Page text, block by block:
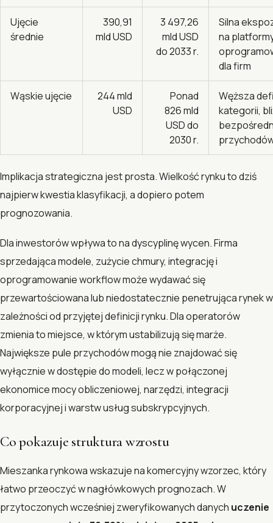
Ujęcie
średnie
390,91
mld USD
3 497,26
mld USD
do 2033 r.
Silna
na
dla firm
Wąskie ujęcie
244 mld
USD
Ponad
826 mld
USD do
2030 r.
Węższa
kategorii,
Implikacja strategiczna jest prosta. Wielkość rynku to dziś
najpierw kwestia klasyfikacji, a dopiero potem
prognozowania.
Dla inwestorów wpływa to na dyscyplinę wycen. Firma
sprzedająca modele, zużycie chmury, integrację i
oprogramowanie workflow może wydawać się
przewartościowana lub niedostatecznie penetrująca rynek w
zależności od przyjętej definicji rynku. Dla operatorów
zmienia to miejsce, w którym ustabilizują się marże.
Największe pule przychodów mogą nie znajdować się
wyłącznie w dostępie do modeli, lecz w połączonej
ekonomice mocy obliczeniowej, narzędzi, integracji
korporacyjnej i warstw usług subskrypcyjnych.
Co pokazuje struktura wzrostu
Mieszanka rynkowa wskazuje na komercyjny wzorzec, który
łatwo przeoczyć w nagłówkowych prognozach. W
przytoczonych wcześniej zweryfikowanych danych uczenie